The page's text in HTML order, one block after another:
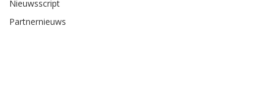
Nieuwsscript
Partnernieuws